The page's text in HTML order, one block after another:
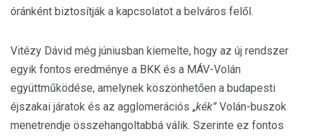
óránként biztosítják a kapcsolatot a belváros felől.
Vitézy Dávid még júniusban kiemelte, hogy az új rendszer
egyik fontos eredménye a BKK és a MÁV-Volán
együttműködése, amelynek köszönhetően a budapesti
éjszakai járatok és az agglomerációs „kék” Volán-buszok
menetrendje összehangoltabbá válik. Szerinte ez fontos